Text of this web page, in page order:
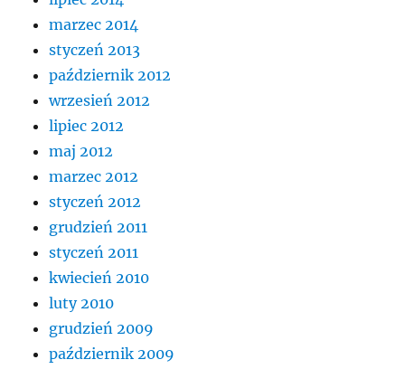
marzec 2014
styczeń 2013
październik 2012
wrzesień 2012
lipiec 2012
maj 2012
marzec 2012
styczeń 2012
grudzień 2011
styczeń 2011
kwiecień 2010
luty 2010
grudzień 2009
październik 2009